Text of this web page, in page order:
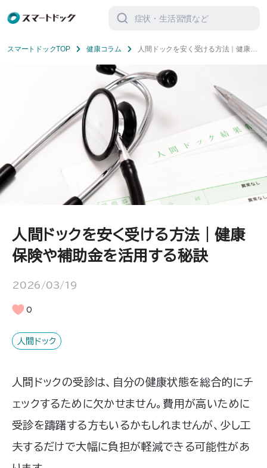
索
スマートドックTOP 健康コラム
人間ドックを安く受ける方法｜健康保
人間ドックを安く受ける方法｜健康
保険や補助金を活用する秘訣
2026/03/19
0
人間ドック
人間ドックの受診は、自分の健康状態を総合的にチ
ェックするために欠かせません。費用が高いために
受診を躊躇する方もいるかもしれませんが、少し工
夫するだけで大幅に負担が軽減できる可能性があ